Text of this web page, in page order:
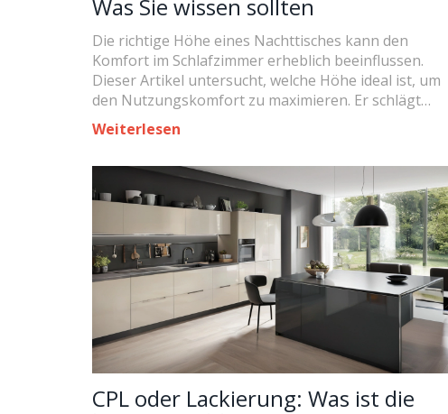
Was Sie wissen sollten
Die richtige Höhe eines Nachttisches kann den
Komfort im Schlafzimmer erheblich beeinflussen.
Dieser Artikel untersucht, welche Höhe ideal ist, um
den Nutzungskomfort zu maximieren. Er schlägt
praktische Tipps zur Auswahl der richtigen Höhe vor
und stellt die Vorteile verschiedener Optionen vor.
bei Homary stilvolle moderne Nachttische erwerben
kann.
Weiterlesen
CPL oder Lackierung: Was ist die